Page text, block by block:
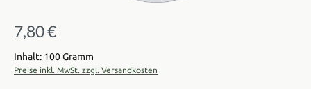
Regulärer Preis:
7,80 €
Inhalt: 100 Gramm
Preise inkl. MwSt. zzgl. Versandkosten